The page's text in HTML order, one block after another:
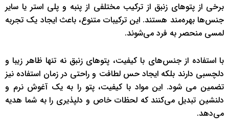
برخی از پتوهای زنبق از ترکیب مختلفی از پنبه و پلی استر یا سایر
جنس‌ها بهره‌مند هستند. این ترکیبات متنوع، باعث ایجاد یک تجربه
لمسی منحصر به فرد می‌شوند.
با استفاده از جنس‌های با کیفیت، پتوهای زنبق نه تنها ظاهر زیبا و
دلچسبی دارند بلکه ایجاد حس لطافت و راحتی در زمان استفاده نیز
تضمین می شود. این مواد با کیفیت، پتو را به یک آغوش نرم و
دلنشین تبدیل می‌کنند که لحظات خاص و دلپذیری را به شما هدیه
می‌دهد.